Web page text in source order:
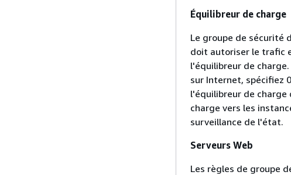
Équilibreur de charge
Le groupe de sécurité
doit autoriser le trafic
l'équilibreur de
sur Internet, spécifiez
l'équilibreur de
charge vers les
surveillance de l'état.
Serveurs Web
Les règles de groupe